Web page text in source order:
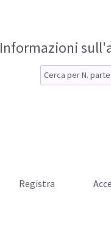
Informazioni
Registra